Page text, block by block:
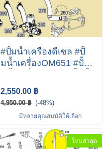
#ปั้มน้ำเครื่องดีเซล #ปั้
มน้ำเครื่องOM651 #ปั้
เครื่องGLE #ปั้มน้ำรถ
เบนซ์ mercedes benz
W166(ML|GLE) 250D
2,550.00 ฿
4,950.00 ฿ (-48%)
มีหลายคุณสมบัติให้เลือก
ใหม่ล่าสุด